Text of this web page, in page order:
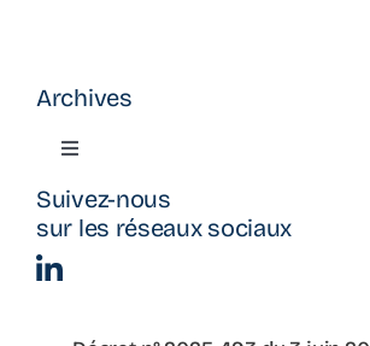
Archives
Toggle
Actualité
Suivez-nous
sur les réseaux sociaux